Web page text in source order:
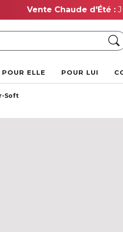
Vente Chaude d'Été :
POUR ELLE POUR LUI
Soft